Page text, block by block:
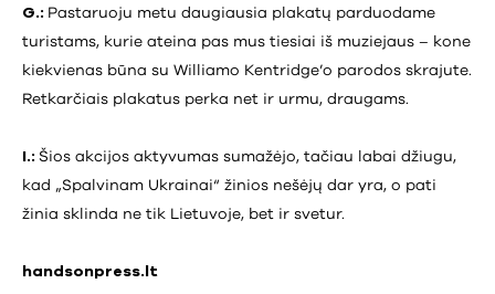
G.: Pastaruoju metu daugiausia plakatų parduodame
turistams, kurie ateina pas mus tiesiai iš muziejaus – kone
kiekvienas būna su Williamo Kentridge’o parodos skrajute.
Retkarčiais plakatus perka net ir urmu, draugams.
I.: Šios akcijos aktyvumas sumažėjo, tačiau labai džiugu,
kad „Spalvinam Ukrainai“ žinios nešėjų dar yra, o pati
žinia sklinda ne tik Lietuvoje, bet ir svetur.
handsonpress.lt